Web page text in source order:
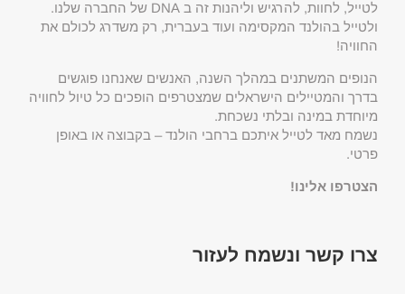
לטייל, לחוות, להרגיש וליהנות זה ב DNA של החברה שלנו.
ולטייל בהולנד המקסימה ועוד בעברית, רק משדרג לכולם את
החוויה!
הנופים המשתנים במהלך השנה, האנשים שאנחנו פוגשים
בדרך והמטיילים הישראלים שמצטרפים הופכים כל טיול לחוויה
מיוחדת במינה ובלתי נשכחת.
נשמח מאד לטייל איתכם ברחבי הולנד – בקבוצה או באופן
פרטי.
הצטרפו אלינו!
צרו קשר ונשמח לעזור